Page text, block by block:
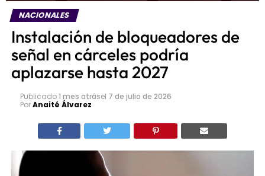
NACIONALES
Instalación de bloqueadores de
señal en cárceles podría
aplazarse hasta 2027
Publicado1 mes atrásel 7 de julio de 2026
PorAnaité Álvarez